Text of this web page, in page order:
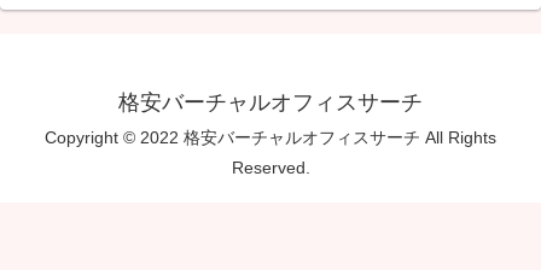
格安バーチャルオフィスサーチ
Copyright © 2022 格安バーチャルオフィスサーチ All Rights
Reserved.